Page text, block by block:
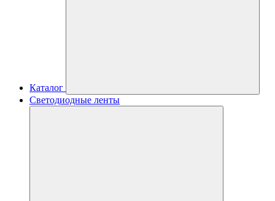
Каталог
Светодиодные ленты